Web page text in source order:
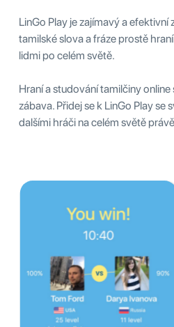
LinGo Play je zajímavý a
tamilské slova a fráze prostě
lidmi po celém světě.
Hraní a studování tamilčiny online
zábava. Přidej se k LinGo Play se
dalšími hráči na celém světě